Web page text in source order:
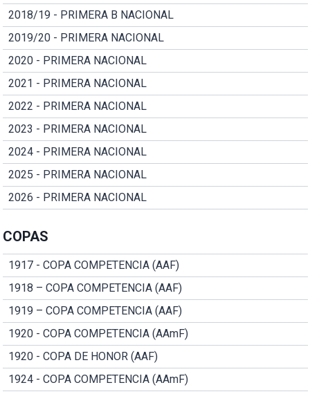
2018/19 - PRIMERA B NACIONAL
2019/20 - PRIMERA NACIONAL
2020 - PRIMERA NACIONAL
2021 - PRIMERA NACIONAL
2022 - PRIMERA NACIONAL
2023 - PRIMERA NACIONAL
2024 - PRIMERA NACIONAL
2025 - PRIMERA NACIONAL
2026 - PRIMERA NACIONAL
COPAS
1917 - COPA COMPETENCIA (AAF)
1918 – COPA COMPETENCIA (AAF)
1919 – COPA COMPETENCIA (AAF)
1920 - COPA COMPETENCIA (AAmF)
1920 - COPA DE HONOR (AAF)
1924 - COPA COMPETENCIA (AAmF)